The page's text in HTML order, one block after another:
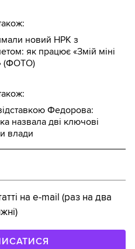
новий НРК з
як працює «Змій міні
(ФОТО)
Федорова:
назвала дві ключові
влади
на e-mail (раз на два